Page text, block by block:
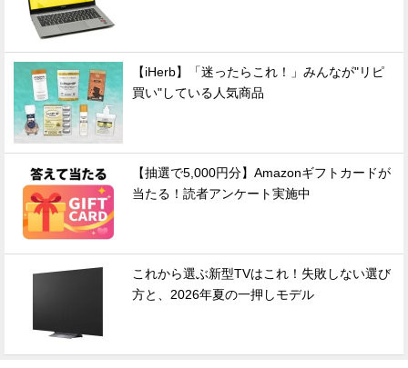
【iHerb】「迷ったらこれ！」みんなが"リピ
買い"している人気商品
【抽選で5,000円分】Amazonギフトカードが
当たる！読者アンケート実施中
これから選ぶ新型TVはこれ！失敗しない選び
方と、2026年夏の一押しモデル